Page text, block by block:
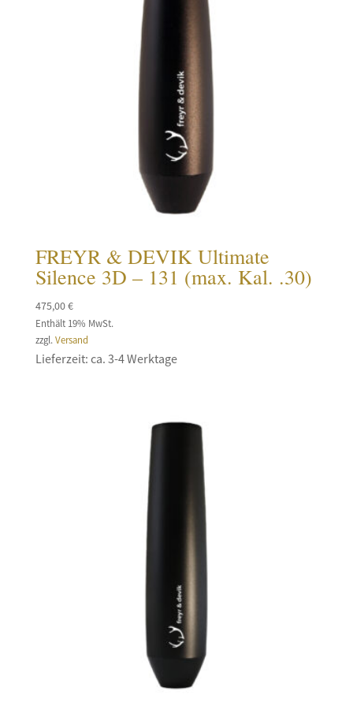
FREYR & DEVIK Ultimate
Silence 3D – 131 (max. Kal. .30)
475,00€
Enthält 19% MwSt.
zzgl.Versand
Lieferzeit: ca. 3-4 Werktage